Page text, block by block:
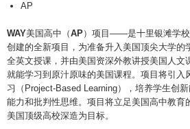
AP
WAY美国高中（AP）项目——是十里银滩学
创建的全新项目，为准备升入美国顶尖大学的
全英文授课，并由美国资深外教讲授美国人文
就能学习到原汁原味的美国课程。项目将引入
习（Project-Based Learning），培养学生创
能力和批判性思维。项目将立足美国高中教育
美国顶级高校深造为目标。